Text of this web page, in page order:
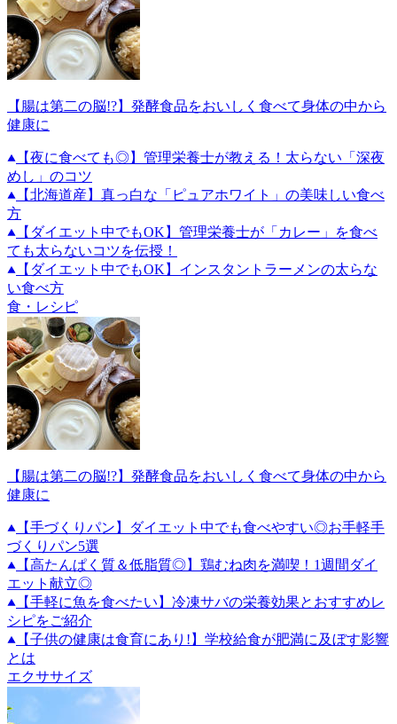
【腸は第二の脳!?】発酵食品をおいしく食べて身体の中から
健康に
【夜に食べても◎】管理栄養士が教える！太らない「深夜
めし」のコツ
【北海道産】真っ白な「ピュアホワイト」の美味しい食べ
方
【ダイエット中でもOK】管理栄養士が「カレー」を食べ
ても太らないコツを伝授！
【ダイエット中でもOK】インスタントラーメンの太らな
い食べ方
食・レシピ
【腸は第二の脳!?】発酵食品をおいしく食べて身体の中から
健康に
【手づくりパン】ダイエット中でも食べやすい◎お手軽手
づくりパン5選
【高たんぱく質＆低脂質◎】鶏むね肉を満喫！1週間ダイ
エット献立◎
【手軽に魚を食べたい】冷凍サバの栄養効果とおすすめレ
シピをご紹介
【子供の健康は食育にあり!】学校給食が肥満に及ぼす影響
とは
エクササイズ